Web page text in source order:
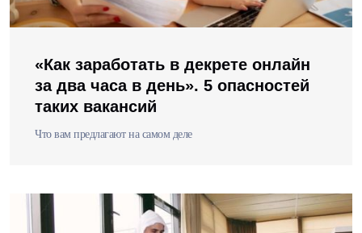
«Как заработать в декрете онлайн
за два часа в день». 5 опасностей
таких вакансий
Что вам предлагают на самом деле